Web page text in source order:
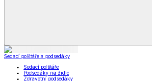
Sedací polštáře a podsedáky
Sedací polštáře
Podsedáky na židle
Zdravotní podsedáky